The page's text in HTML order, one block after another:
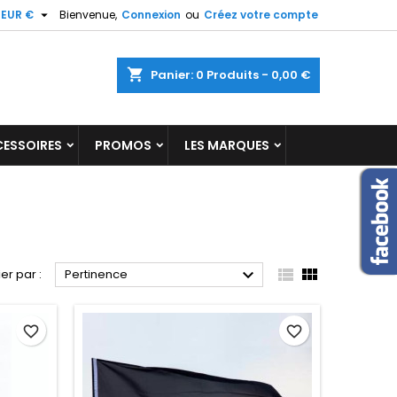
Bienvenue, Connexion ou Créez votre compte
EUR € 
shopping_cart Panier: 0 Produits - 0,00 €
PROMOS LES MARQUES
par : Pertinence   
favorite_border favorite_border